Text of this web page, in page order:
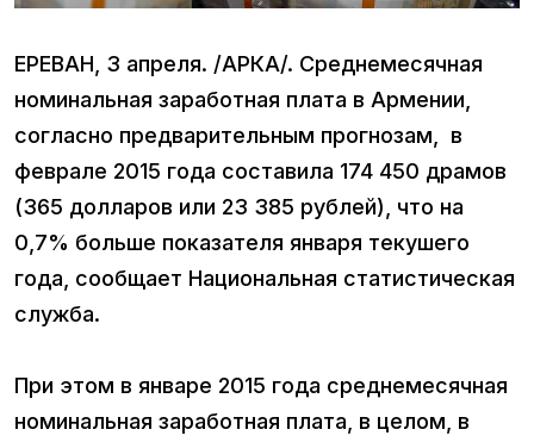
ЕРЕВАН, 3 апреля. /АРКА/. Среднемесячная
номинальная заработная плата в Армении,
согласно предварительным прогнозам, в
феврале 2015 года составила 174 450 драмов
(365 долларов или 23 385 рублей), что на
0,7% больше показателя января текушего
года, сообщает Национальная статистическая
служба.
При этом в январе 2015 года среднемесячная
номинальная заработная плата, в целом, в